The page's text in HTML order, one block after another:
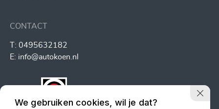
CONTACT
T: 0495632182
E: info@autokoen.nl
We gebruiken cookies, wil je dat?